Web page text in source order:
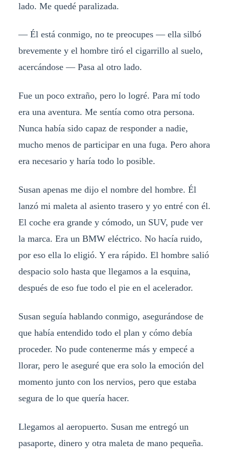
lado. Me quedé paralizada.
— Él está conmigo, no te preocupes — ella silbó
brevemente y el hombre tiró el cigarrillo al suelo,
acercándose — Pasa al otro lado.
Fue un poco extraño, pero lo logré. Para mí todo
era una aventura. Me sentía como otra persona.
Nunca había sido capaz de responder a nadie,
mucho menos de participar en una fuga. Pero ahora
era necesario y haría todo lo posible.
Susan apenas me dijo el nombre del hombre. Él
lanzó mi maleta al asiento trasero y yo entré con él.
El coche era grande y cómodo, un SUV, pude ver
la marca. Era un BMW eléctrico. No hacía ruido,
por eso ella lo eligió. Y era rápido. El hombre salió
despacio solo hasta que llegamos a la esquina,
después de eso fue todo el pie en el acelerador.
Susan seguía hablando conmigo, asegurándose de
que había entendido todo el plan y cómo debía
proceder. No pude contenerme más y empecé a
llorar, pero le aseguré que era solo la emoción del
momento junto con los nervios, pero que estaba
segura de lo que quería hacer.
Llegamos al aeropuerto. Susan me entregó un
pasaporte, dinero y otra maleta de mano pequeña.